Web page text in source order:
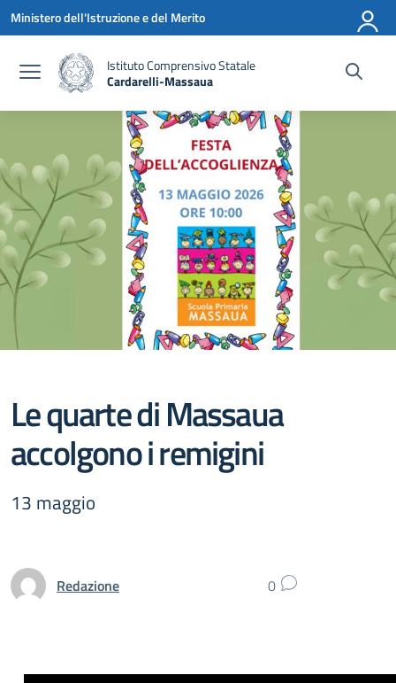
Vai ai contenuti
Vai al menu di navigazione
Vai al footer
Ministero dell'Istruzione e del Merito
Istituto Comprensivo Statale
Cardarelli-Massaua
Le quarte di Massaua
accolgono i remigini
13 maggio
Redazione 0